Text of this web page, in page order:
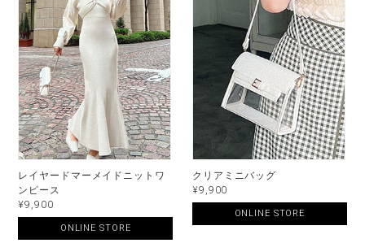
レイヤードマーメイドニットワ
ンピース
¥9,900
ONLINE STORE
クリアミニバッグ
¥9,900
ONLINE STORE